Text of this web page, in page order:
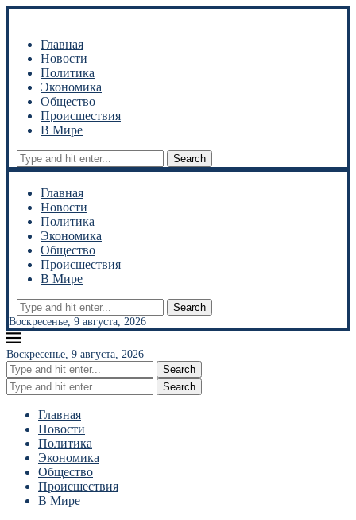
Главная
Новости
Политика
Экономика
Общество
Происшествия
В Мире
Search
Главная
Новости
Политика
Экономика
Общество
Происшествия
В Мире
Search
Воскресенье, 9 августа, 2026
Воскресенье, 9 августа, 2026
Search
Search
Главная
Новости
Политика
Экономика
Общество
Происшествия
В Мире